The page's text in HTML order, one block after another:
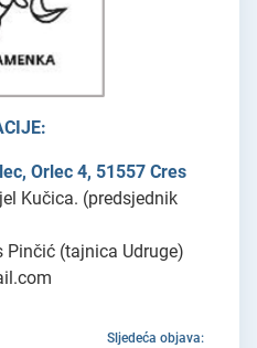
Orlec 4, 51557 Cres
Kučica. (predsjednik
Pinčić (tajnica Udruge)
Sljedeća objava: